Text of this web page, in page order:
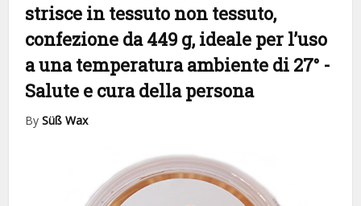
strisce in tessuto non tessuto,
confezione da 449 g, ideale per l’uso
a una temperatura ambiente di 27° -
Salute e cura della persona
BySüß Wax